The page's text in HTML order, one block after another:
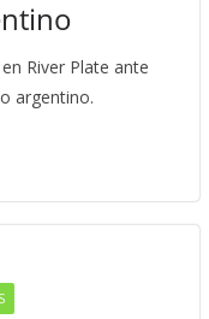
River Plate ante
argentino.